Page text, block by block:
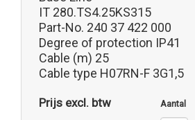
IT 280.TS4.25KS315
Part-No. 240 37 422 000
Degree of protection IP41
Cable (m) 25
Cable type H07RN-F 3G1,5
Prijs excl. btw Aantal